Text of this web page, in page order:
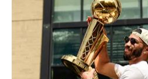
ストン・セルティックスの
ール・ミル RM 67-02を着用